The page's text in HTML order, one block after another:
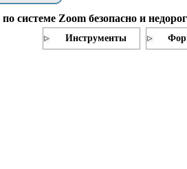
системе Zoom безопасно и
Инструменты